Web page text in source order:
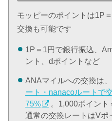
モッピーのポイントは1P
交換も可能です
1P＝1円で銀行振込、
ント、dポイントなど
ANAマイルへの交換は、
ート・nanacoルートで
75%
。1,000ポイント
通常の交換レートはVポ